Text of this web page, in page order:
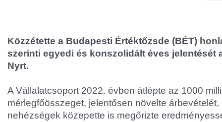
Közzétette a Budapesti Értéktőzsde (BÉT)
szerinti egyedi és konszolidált éves jelentését
Nyrt.
A Vállalatcsoport 2022. évben átlépte az 1000
mérlegfőösszeget, jelentősen növelte
nehézségek közepette is megőrizte